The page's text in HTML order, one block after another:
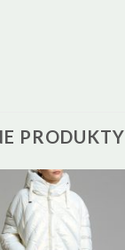
PRODUKTY